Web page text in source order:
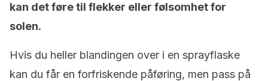
kan det føre til flekker eller følsomhet for
solen.
Hvis du heller blandingen over i en sprayflaske
kan du får en forfriskende påføring, men pass på